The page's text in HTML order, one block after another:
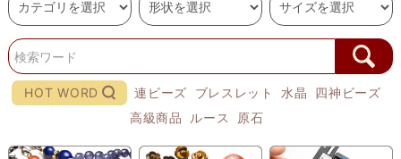
HOT WORD 連ビーズ ブレスレット 水晶
四神ビーズ
高級商品
ルース 原石